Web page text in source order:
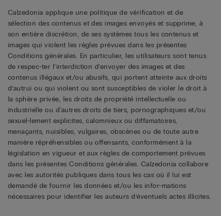
Calzedonia applique une politique de vérification et de
sélection des contenus et des images envoyés et supprime, à
son entière discrétion, de ses systèmes tous les contenus et
images qui violent les règles prévues dans les présentes
Conditions générales. En particulier, les utilisateurs sont tenus
de respec-ter l’interdiction d’envoyer des images et des
contenus illégaux et/ou abusifs, qui portent atteinte aux droits
d’autrui ou qui violent ou sont susceptibles de violer le droit à
la sphère privée, les droits de propriété intellectuelle ou
industrielle ou d'autres droits de tiers, pornographiques et/ou
sexuel-lement explicites, calomnieux ou diffamatoires,
menaçants, nuisibles, vulgaires, obscènes ou de toute autre
manière répréhensibles ou offensants, conformément à la
législation en vigueur et aux règles de comportement prévues
dans les présentes Conditions générales. Calzedonia collabore
avec les autorités publiques dans tous les cas où il lui est
demandé de fournir les données et/ou les infor-mations
nécessaires pour identifier les auteurs d’éventuels actes illicites.